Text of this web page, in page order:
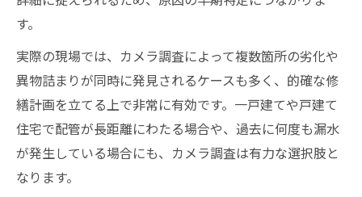
す。
実際の現場では、カメラ調査によって複数箇所の劣化や
異物詰まりが同時に発見されるケースも多く、的確な修
繕計画を立てる上で非常に有効です。一戸建てや戸建て
住宅で配管が長距離にわたる場合や、過去に何度も漏水
が発生している場合にも、カメラ調査は有力な選択肢と
なります。